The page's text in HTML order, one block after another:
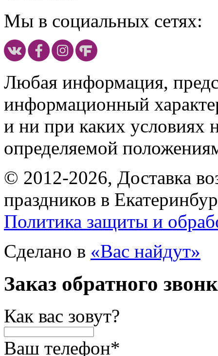
Мы в социальных сетях:
Любая информация,
информационный
и ни при каких условиях
определяемой
© 2012-2026, Доставка
праздников в
Политика защиты и
Сделано в «Вас найдут»
Заказ обратного
Как вас зовут?
Ваш телефон*